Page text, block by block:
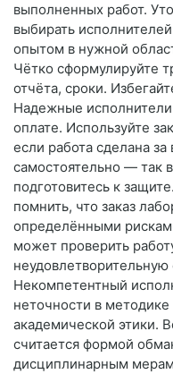
выполненных работ.
выбирать
опытом в нужной
Чётко сформулируйте
отчёта, сроки.
Надежные
оплате. Используйте
если работа сделана за
самостоятельно — так
подготовитесь к
помнить, что заказ
определёнными
может проверить
Некомпетентный
неточности в
академической этики.
считается формой
дисциплинарным